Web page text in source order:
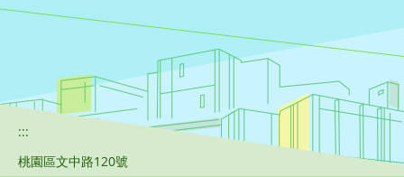
:::
桃園區文中路120號